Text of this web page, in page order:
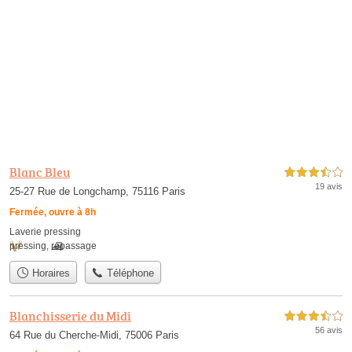
Blanc Bleu
25-27 Rue de Longchamp, 75116 Paris
Fermée, ouvre à 8h
3,5 étoiles sur 5
19 avis
Laverie pressing
pressing, repassage
Horaires Téléphone
Blanchisserie du Midi
64 Rue du Cherche-Midi, 75006 Paris
3,5 étoiles sur 5
56 avis